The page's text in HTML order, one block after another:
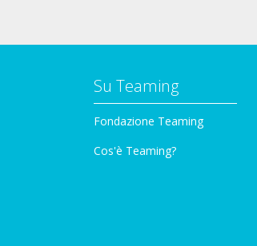
Su Teaming
Fondazione Teaming
Cos'è Teaming?